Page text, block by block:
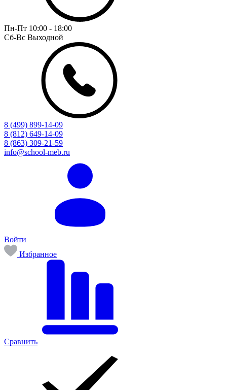
Пн-Пт 10:00 - 18:00
Сб-Вс Выходной
8 (499) 899-14-09
8 (812) 649-14-09
8 (863) 309-21-59
info@school-meb.ru
Войти
Избранное
Сравнить